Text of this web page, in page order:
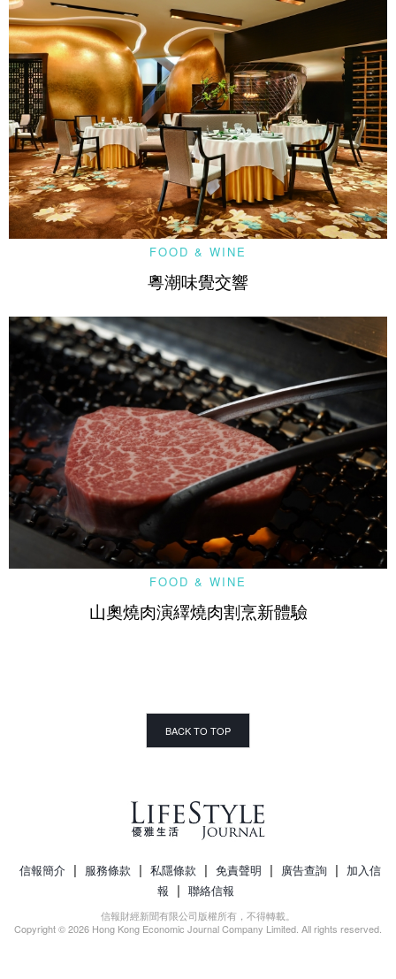
FOOD & WINE
粵潮味覺交響
FOOD & WINE
山奧燒肉演繹燒肉割烹新體驗
BACK TO TOP
信報簡介 | 服務條款 | 私隱條款 | 免責聲明 | 廣告查詢 | 加入信
報 | 聯絡信報
信報財經新聞有限公司版權所有，不得轉載。
Copyright © 2026 Hong Kong Economic Journal Company Limited. All rights reserved.